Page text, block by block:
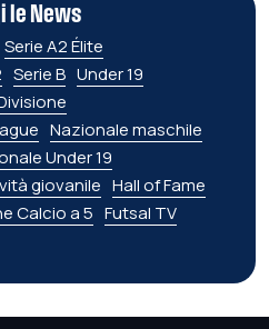
le News
Serie A2 Élite
Serie B Under 19
Nazionale maschile
Under 19
giovanile Hall of Fame
Calcio a 5 Futsal TV